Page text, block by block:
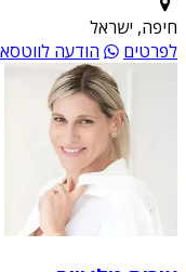
חיפה, ישראל
לפרטים
הודעה